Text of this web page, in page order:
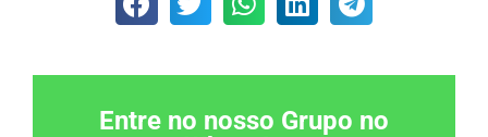
Entre no nosso Grupo no